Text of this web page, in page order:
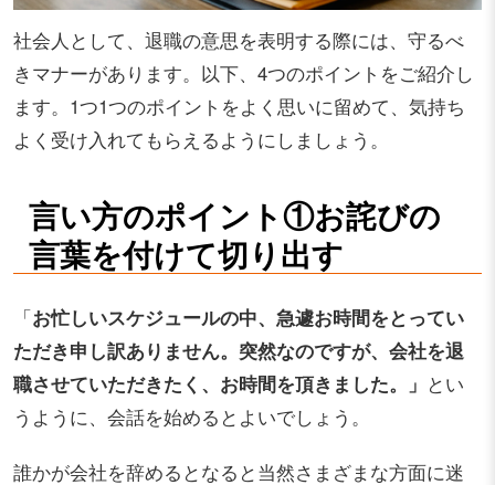
社会人として、退職の意思を表明する際には、守るべ
きマナーがあります。以下、4つのポイントをご紹介し
ます。1つ1つのポイントをよく思いに留めて、気持ち
よく受け入れてもらえるようにしましょう。
言い方のポイント①お詫びの
言葉を付けて切り出す
「お忙しいスケジュールの中、急遽お時間をとってい
ただき申し訳ありません。突然なのですが、会社を退
職させていただきたく、お時間を頂きました。」 とい
うように、会話を始めるとよいでしょう。
誰かが会社を辞めるとなると当然さまざまな方面に迷